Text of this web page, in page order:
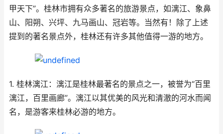
甲天下”。桂林市拥有众多著名的旅游景点，如漓江、象鼻
山、阳朔、兴坪、九马画山、冠岩等。当然有！除了上述
提到的著名景点外，桂林还有许多其他值得一游的地方。
1. 桂林漓江：漓江是桂林最著名的景点之一，被誉为“百里
漓江，百里画廊”。漓江以其优美的风光和清澈的河水而闻
名，是游客来桂林必游的地方。